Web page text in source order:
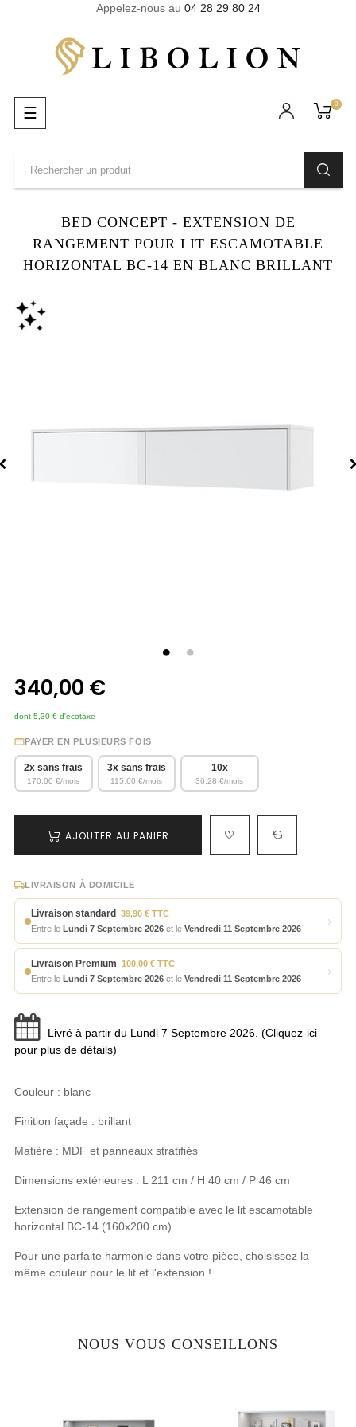
Appelez-nous au 04 28 29 80 24
0
Basculer
la
☰
BED CONCEPT - EXTENSION DE
RANGEMENT POUR LIT ESCAMOTABLE
HORIZONTAL BC-14 EN BLANC BRILLANT
340,00 €
dont 5,30 € d'écotaxe
PAYER EN PLUSIEURS FOIS
2x sans frais
170,00 €/mois
3x sans frais
115,60 €/mois
10x
36,28 €/mois
AJOUTER AU PANIER
LIVRAISON À DOMICILE
Livraison standard
39,90 € TTC
Entre le Lundi 7 Septembre 2026 et le Vendredi 11 Septembre 2026
›
Livraison Premium 100,00 € TTC
Entre le Lundi 7 Septembre 2026 et le Vendredi 11 Septembre 2026
›
Livré à partir du Lundi 7 Septembre 2026. (Cliquez-ici
pour plus de détails)
Couleur : blanc
Finition façade : brillant
Matière : MDF et panneaux stratifiés
Dimensions extérieures : L 211 cm / H 40 cm / P 46 cm
Extension de rangement compatible avec le lit escamotable
horizontal BC-14 (160x200 cm).
Pour une parfaite harmonie dans votre pièce, choisissez la
même couleur pour le lit et l'extension !
NOUS VOUS CONSEILLONS